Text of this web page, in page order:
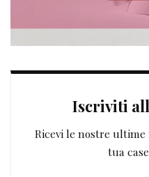
Iscriviti
Ricevi le nostre
tua